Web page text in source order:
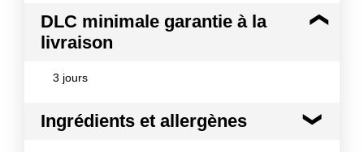
DLC minimale garantie à la
livraison
3 jours
Ingrédients et allergènes